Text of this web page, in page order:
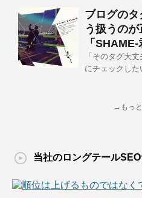
ブログの
う扱うの
「
「そのタグ大
にチェックした
→もっ
当社のロングテール